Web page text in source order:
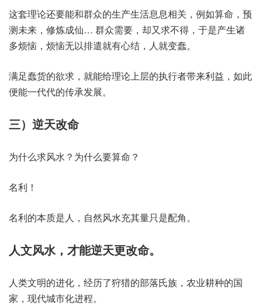
这套理论还要能和群众的生产生活息息相关，例如算命，预
测未来，修炼成仙… 群众需要，却又求不得，于是产生诸
多烦恼，烦恼无以排遣就有心结，人就变蠢。
满足蠢货的欲求，就能给理论上层的执行者带来利益，如此
便能一代代的传承发展。
三）逆天改命
为什么求风水？为什么要算命？
名利！
名利的本质是人，自然风水充其量只是配角。
人文风水，才能逆天更改命。
人类文明的进化，经历了狩猎的部落氏族，农业耕种的国
家，现代城市化进程。